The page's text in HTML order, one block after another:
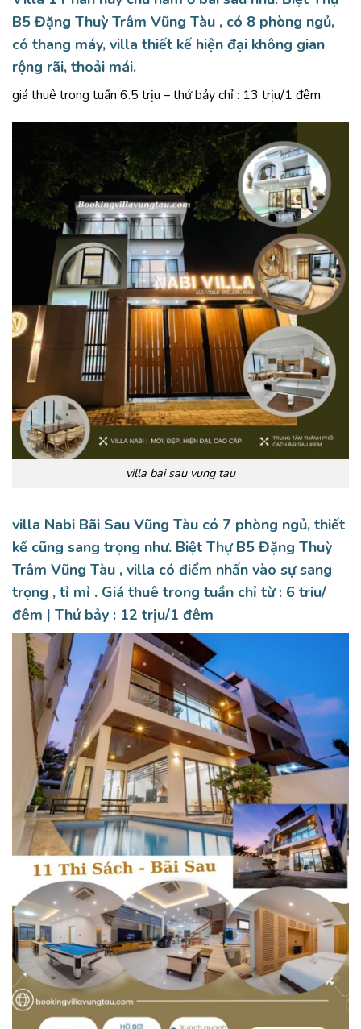
B5 Đặng Thuỳ Trâm Vũng Tàu , có 8 phòng ngủ,
có thang máy, villa thiết kế hiện đại không gian
rộng rãi, thoải mái.
giá thuê trong tuần 6.5 trịu – thứ bảy chỉ : 13 trịu/1 đêm
villa bai sau vung tau
villa Nabi Bãi Sau Vũng Tàu có 7 phòng ngủ, thiết
kế cũng sang trọng như. Biệt Thự B5 Đặng Thuỳ
Trâm Vũng Tàu , villa có điểm nhấn vào sự sang
trọng , tỉ mỉ . Giá thuê trong tuần chỉ từ : 6 triu/
đêm | Thứ bảy : 12 trịu/1 đêm